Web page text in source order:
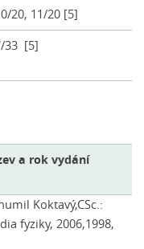
20, 11/20 [5]
33 [5]
a rok vydání
Koktavý,CSc.:
fyziky, 2006,1998,